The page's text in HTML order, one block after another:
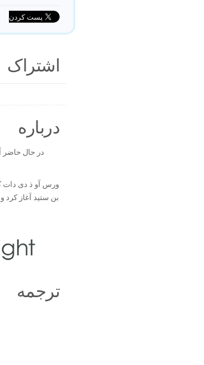
اشتراک
درباره
بن ستید آغاز
ترجمه